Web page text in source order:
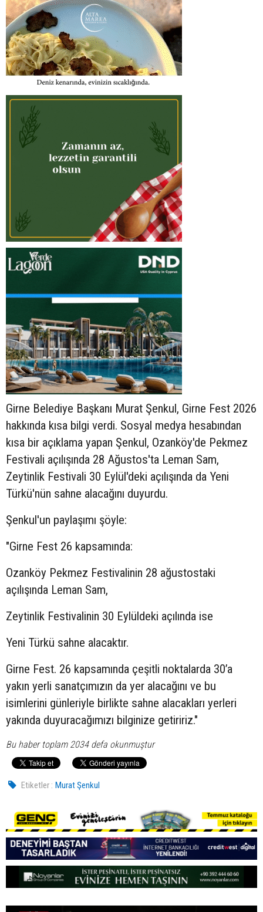
Girne Belediye Başkanı Murat Şenkul, Girne Fest 2026
hakkında kısa bilgi verdi. Sosyal medya hesabından
kısa bir açıklama yapan Şenkul, Ozanköy'de Pekmez
Festivali açılışında 28 Ağustos'ta Leman Sam,
Zeytinlik Festivali 30 Eylül'deki açılışında da Yeni
Türkü'nün sahne alacağını duyurdu.
Şenkul'un paylaşımı şöyle:
"Girne Fest 26 kapsamında:
Ozanköy Pekmez Festivalinin 28 ağustostaki
açılışında Leman Sam,
Zeytinlik Festivalinin 30 Eylüldeki açılında ise
Yeni Türkü sahne alacaktır.
Girne Fest. 26 kapsamında çeşitli noktalarda 30’a
yakın yerli sanatçımızın da yer alacağını ve bu
isimlerini günleriyle birlikte sahne alacakları yerleri
yakında duyuracağımızı bilginize getiririz."
Bu haber toplam 2034 defa okunmuştur
Etiketler : Murat Şenkul